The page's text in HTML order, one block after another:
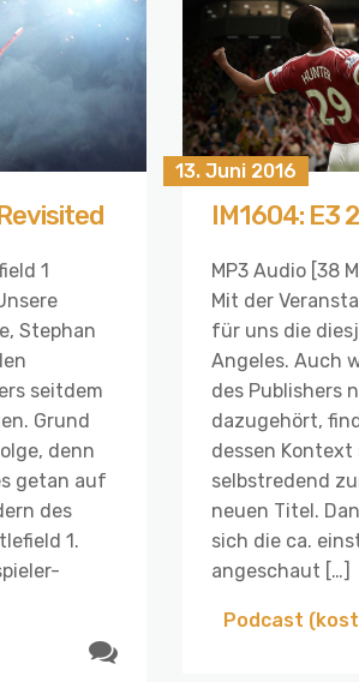
1
Stephan
seitdem
Grund
denn
getan auf
des
1.
13. Juni 2016
IM1604: E3
MP3 Audio [38
Mit der
für uns die
Angeles. Auch
des Publishers
dazugehört,
dessen
selbstredend
neuen Titel.
sich die ca.
angeschaut […]
Podcast